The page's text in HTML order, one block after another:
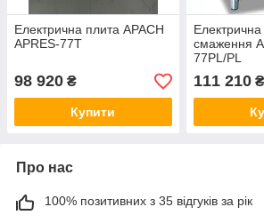
Електрична плита APACH
APRES-77T
98 920 ₴
Купити
смаження
77PL/PL
111 210₴
Про нас
100% позитивних з 35 відгуків за рік